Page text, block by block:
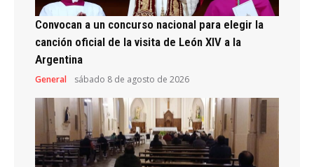
Convocan a un concurso nacional para elegir la
canción oficial de la visita de León XIV a la
Argentina
General sábado 8 de agosto de 2026